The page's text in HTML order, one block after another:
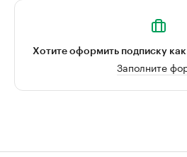
Хотите оформить подписку
Заполните